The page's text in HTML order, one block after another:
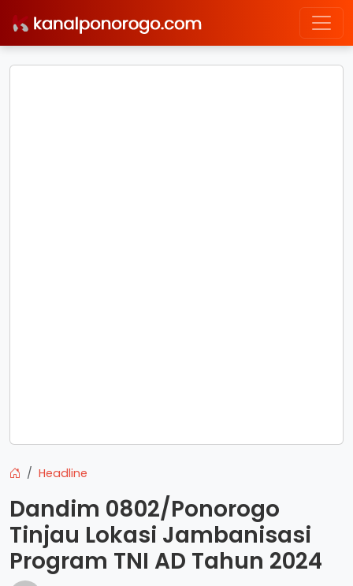
Headline
Dandim 0802/Ponorogo
Tinjau Lokasi Jambanisasi
Program TNI AD Tahun 2024